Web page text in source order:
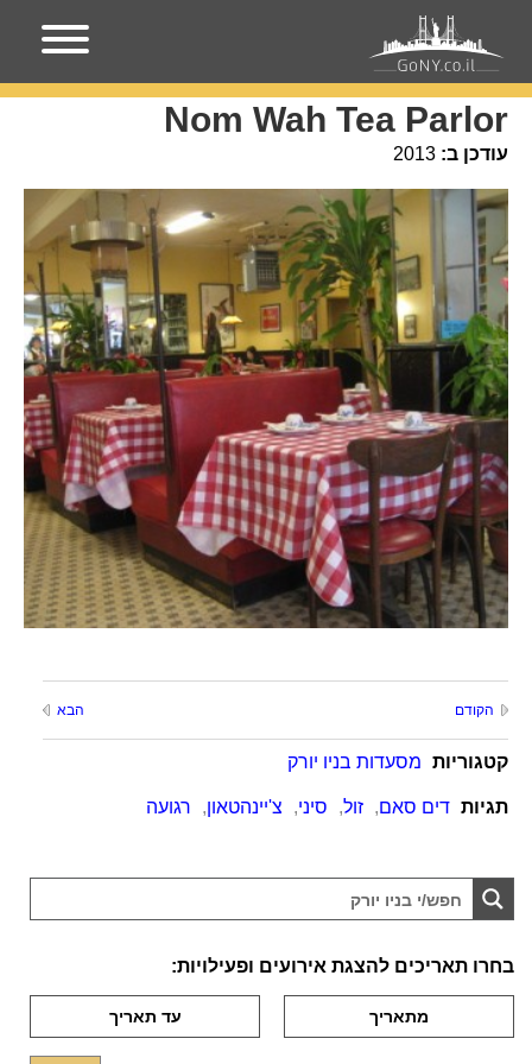
עמוד הבית מקומות בניו-יורק
Nom Wah Tea Parlor
עודכן ב: 2013
הקודם הבא
קטגוריות מסעדות בניו יורק
תגיות דים סאם, זול, סיני, צ'יינהטאון, רגועה
בחרו תאריכים להצגת אירועים ופעילויות: